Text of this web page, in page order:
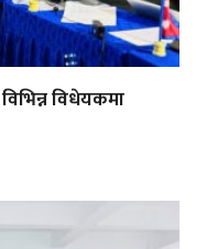
विधेयकमा